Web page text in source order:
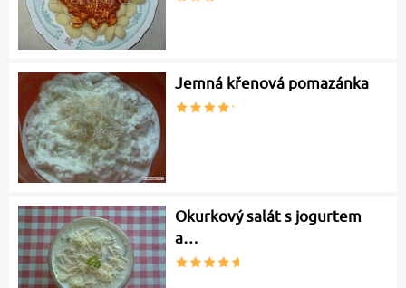
Jemná křenová pomazánka
Okurkový salát s jogurtem
a…